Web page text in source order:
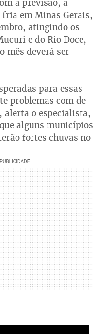
a previsão, a
fria em Minas Gerais,
atingindo os
e do Rio Doce,
mês deverá ser
para essas
problemas com de
alerta o especialista,
alguns municípios
fortes chuvas no